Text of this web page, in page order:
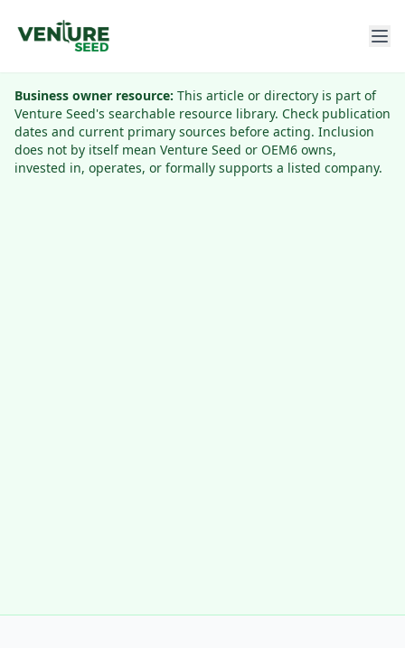
Business owner resource: This article or directory is part of
Venture Seed's searchable resource library. Check publication
dates and current primary sources before acting. Inclusion
does not by itself mean Venture Seed or OEM6 owns,
invested in, operates, or formally supports a listed company.